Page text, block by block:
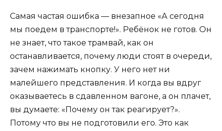
Самая частая ошибка — внезапное «А сегодня
мы поедем в транспорте!». Ребёнок не готов. Он
не знает, что такое трамвай, как он
останавливается, почему люди стоят в очереди,
зачем нажимать кнопку. У него нет ни
малейшего представления. И когда вы вдруг
оказываетесь в сдавленном вагоне, а он плачет,
вы думаете: «Почему он так реагирует?».
Потому что вы не подготовили его. Это как